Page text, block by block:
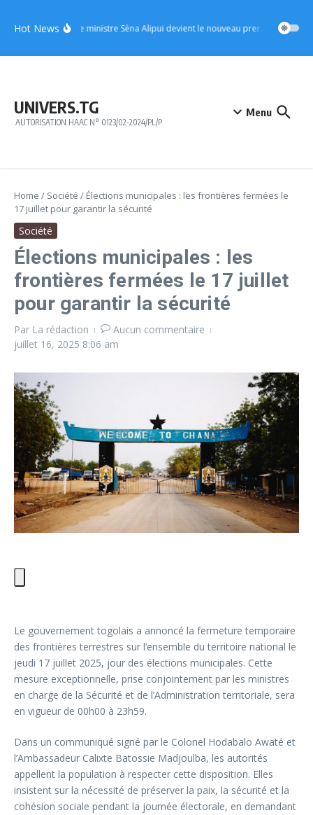
Hot NewsUFC : le ministre Sèna Alipui devient le nouveau premier vice-
UNIVERS.TG
AUTORISATION HAAC N° 0123/02-2024/PL/P
Menu
Home / Société / Élections municipales : les frontières fermées le
17 juillet pour garantir la sécurité
Société
Élections municipales : les
frontières fermées le 17 juillet
pour garantir la sécurité
Par La rédaction
Aucun commentaire
juillet 16, 2025 8:06 am
Le gouvernement togolais a annoncé la fermeture temporaire
des frontières terrestres sur l’ensemble du territoire national le
jeudi 17 juillet 2025, jour des élections municipales. Cette
mesure exceptionnelle, prise conjointement par les ministres
en charge de la Sécurité et de l’Administration territoriale, sera
en vigueur de 00h00 à 23h59.
Dans un communiqué signé par le Colonel Hodabalo Awaté et
l’Ambassadeur Calixte Batossie Madjoulba, les autorités
appellent la population à respecter cette disposition. Elles
insistent sur la nécessité de préserver la paix, la sécurité et la
cohésion sociale pendant la journée électorale, en demandant